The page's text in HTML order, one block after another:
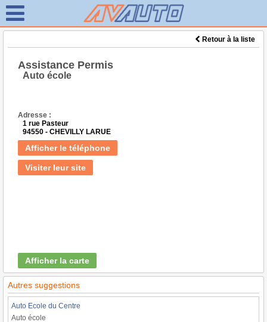
Retour à la liste
Assistance Permis
Auto école
Adresse :
1 rue Pasteur
94550 - CHEVILLY LARUE
Afficher le téléphone
Visiter leur site
Afficher la carte
Autres suggestions
Auto Ecole du Centre
Auto école